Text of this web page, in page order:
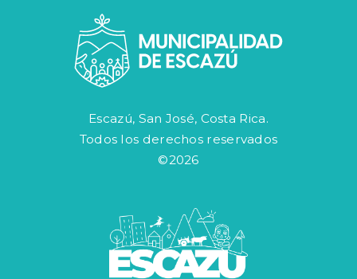
Escazú, San José, Costa Rica.
Todos los derechos reservados
©2026